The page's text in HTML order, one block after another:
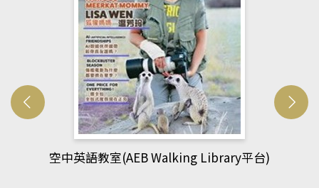
網管人(kono平台)